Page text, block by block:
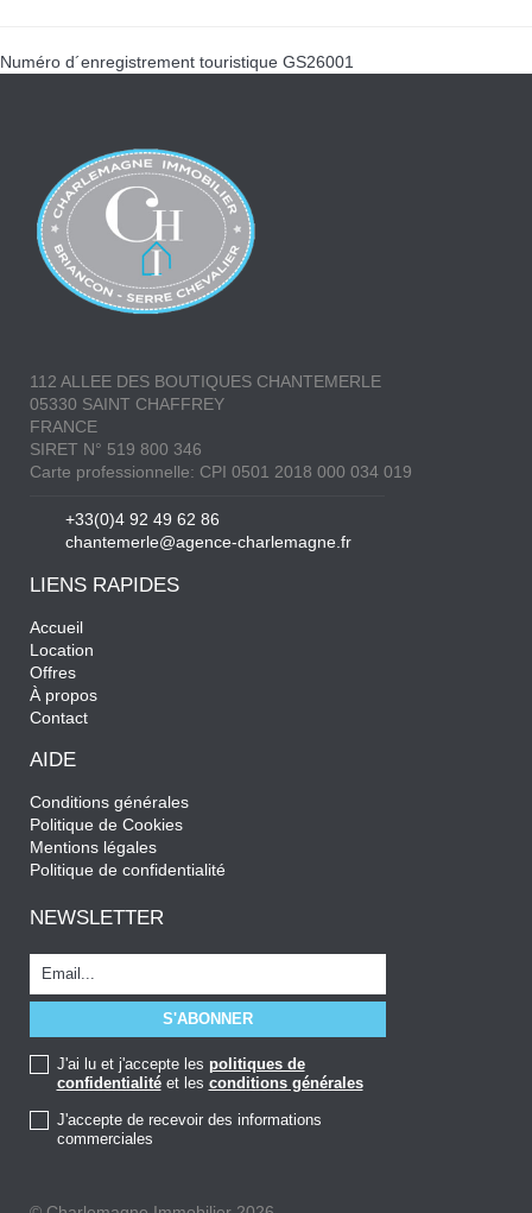
Numéro d´enregistrement touristique GS26001
112 ALLEE DES BOUTIQUES CHANTEMERLE
05330 SAINT CHAFFREY
FRANCE
SIRET N° 519 800 346
Carte professionnelle: CPI 0501 2018 000 034 019
+33(0)4 92 49 62 86
chantemerle@agence-charlemagne.fr
LIENS RAPIDES
Accueil
Location
Offres
À propos
Contact
AIDE
Conditions générales
Politique de Cookies
Mentions légales
Politique de confidentialité
NEWSLETTER
J'ai lu et j'accepte les politiques de
confidentialitéet les conditions générales
J'accepte de recevoir des informations
commerciales